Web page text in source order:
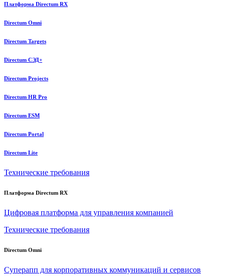
Платформа Directum RX
Directum Omni
Directum Targets
Directum СЭД+
Directum Projects
Directum HR Pro
Directum ESM
Directum Portal
Directum Lite
Технические требования
Платформа Directum RX
Цифровая платформа для управления компанией
Технические требования
Directum Omni
Суперапп для корпоративных коммуникаций и сервисов